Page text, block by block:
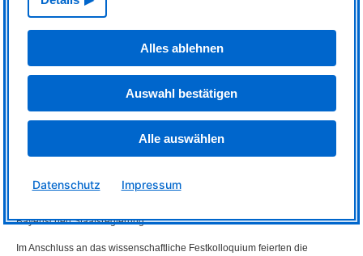
genauer erforscht.
Prof. Dr. Helmut Schober, Direktor des Institut Laue-Langevin in Grenoble,
veranschaulichte an Highlights der neueren Neutronenforschung deren
Bedeutung für die Beantwortung drängender Fragestellungen der
modernen Industriegesellschaft. Um die Persönlichkeit Winfried Petry’s
treffend zu charakterisieren, benötigte er vier Dimensionen: sein Wissen
kombinieren Tiefe und Breite, seine Ausdauer und schließlich seine
Geradlinigkeit und Einfühlungsvermögen.
Freiheit, die ihm zuteil wurde. „Es hat mir große Freude bereitet,
Verantwortung zu übernehmen und Neues aufzubauen. Aber all dies wäre
Bayerischen Staatsregierung.“
Im Anschluss an das wissenschaftliche Festkolloquium feierten die
Alles ablehnen
Auswahl bestätigen
Alle auswählen
Datenschutz Impressum